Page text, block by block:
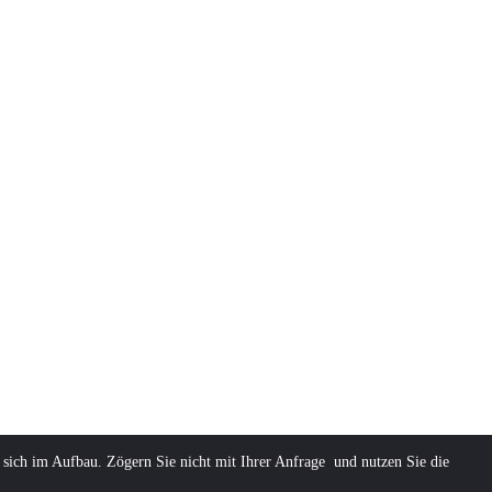
im Aufbau. Zögern Sie nicht mit Ihrer Anfrage und nutzen Sie die